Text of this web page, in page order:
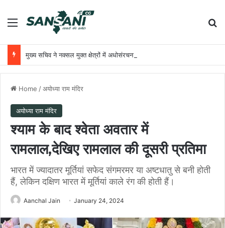
Menu
Home /अयोध्या राम मंदिर
अयोध्या राम मंदिर
श्याम के बाद श्वेता अवतार में
रामलाल,देखिए रामलाल की दूसरी प्रतिमा
भारत में ज्यादातर मूर्तियां सफेद संगमरमर या अष्टधातु से बनी होती
हैं, लेकिन दक्षिण भारत में मूर्तियां काले रंग की होती हैं।
Aanchal Jain January 24, 2024